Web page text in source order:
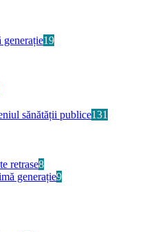
generație19
sănătății publice131
retrase8
generație9